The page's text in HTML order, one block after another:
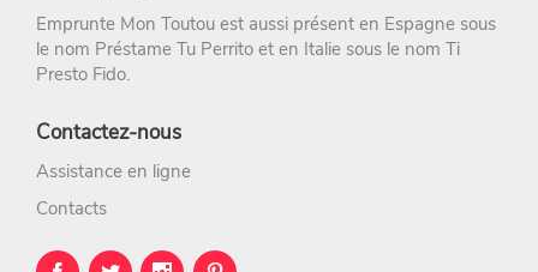
Emprunte Mon Toutou est aussi présent en Espagne sous
le nom Préstame Tu Perrito et en Italie sous le nom Ti
Presto Fido.
Contactez-nous
Assistance en ligne
Contacts